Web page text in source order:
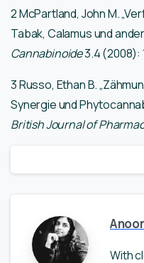
2 McPartland, John M.
Tabak, Calamus und
Cannabinoide3.4 (2008):
3 Russo, Ethan B.
Synergie und
British Journal of
With